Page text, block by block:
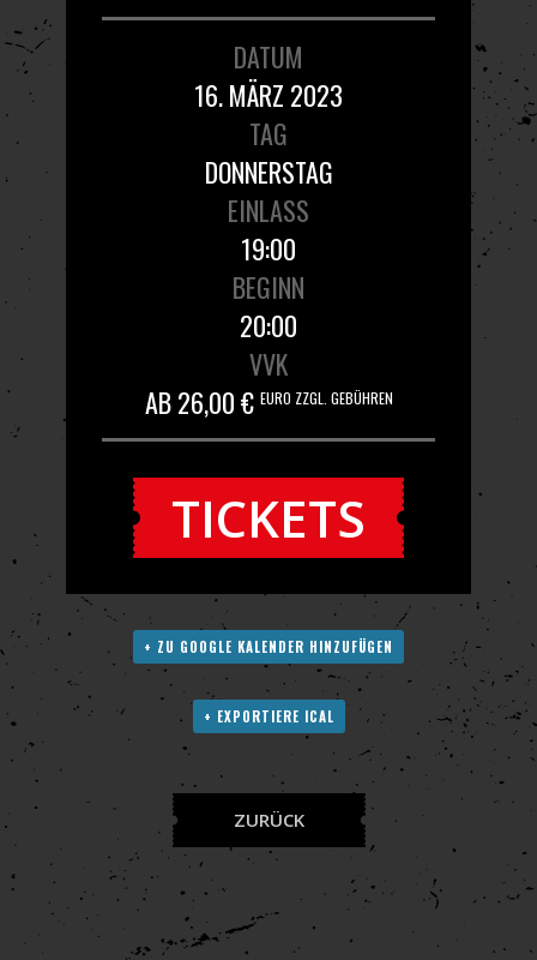
DATUM
16. MÄRZ 2023
TAG
DONNERSTAG
EINLASS
19:00
BEGINN
20:00
VVK
AB 26,00 € EURO ZZGL. GEBÜHREN
TICKETS
+ ZU GOOGLE KALENDER HINZUFÜGEN
+ EXPORTIERE ICAL
ZURÜCK